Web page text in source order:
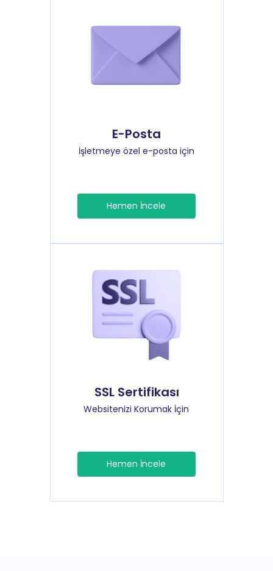
E-Posta
İşletmeye özel e-posta için
Hemen İncele
SSL Sertifikası
Websitenizi Korumak İçin
Hemen İncele